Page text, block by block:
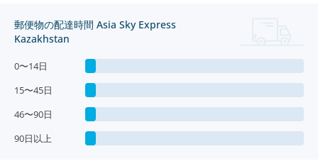
郵便物の配達時間 Asia Sky Express
Kazakhstan
0〜14日
15〜45日
46〜90日
90日以上